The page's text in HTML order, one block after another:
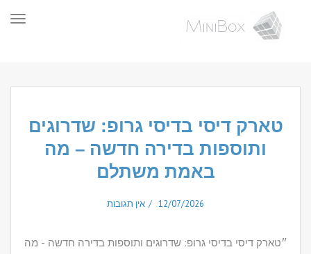
טארק דיסי בדיסי גרופ: שדרוגים
ותוספות בדירה חדשה – מה
באמת משתלם
12/07/2026 אין תגובות
״טארק דיסי בדיסי גרופ: שדרוגים ותוספות בדירה חדשה - מה